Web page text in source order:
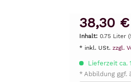
38,30
Inhalt: 0.75 Liter
* inkl. USt. zzgl.
Lieferzeit ca.
* Abbildung ggf.